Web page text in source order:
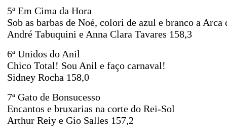
5ª Em Cima da Hora
Sob as barbas de Noé, colori de azul e branco a
André Tabuquini e Anna Clara Tavares 158,3
6ª Unidos do Anil
Chico Total! Sou Anil e faço carnaval!
Sidney Rocha 158,0
7ª Gato de Bonsucesso
Encantos e bruxarias na corte do Rei-Sol
Arthur Reiy e Gio Salles 157,2